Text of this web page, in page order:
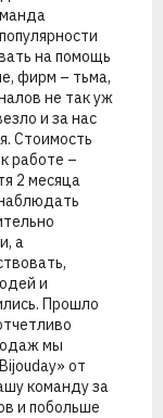
на помощь
фирм – тьма,
не так уж
и за нас
Стоимость
работе –
2 месяца
а
и
Прошло
мы
от
команду за
и побольше